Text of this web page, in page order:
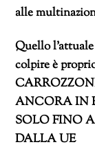
alle
Quello
colpire è
ANCORA IN
SOLO FINO
DALLA UE